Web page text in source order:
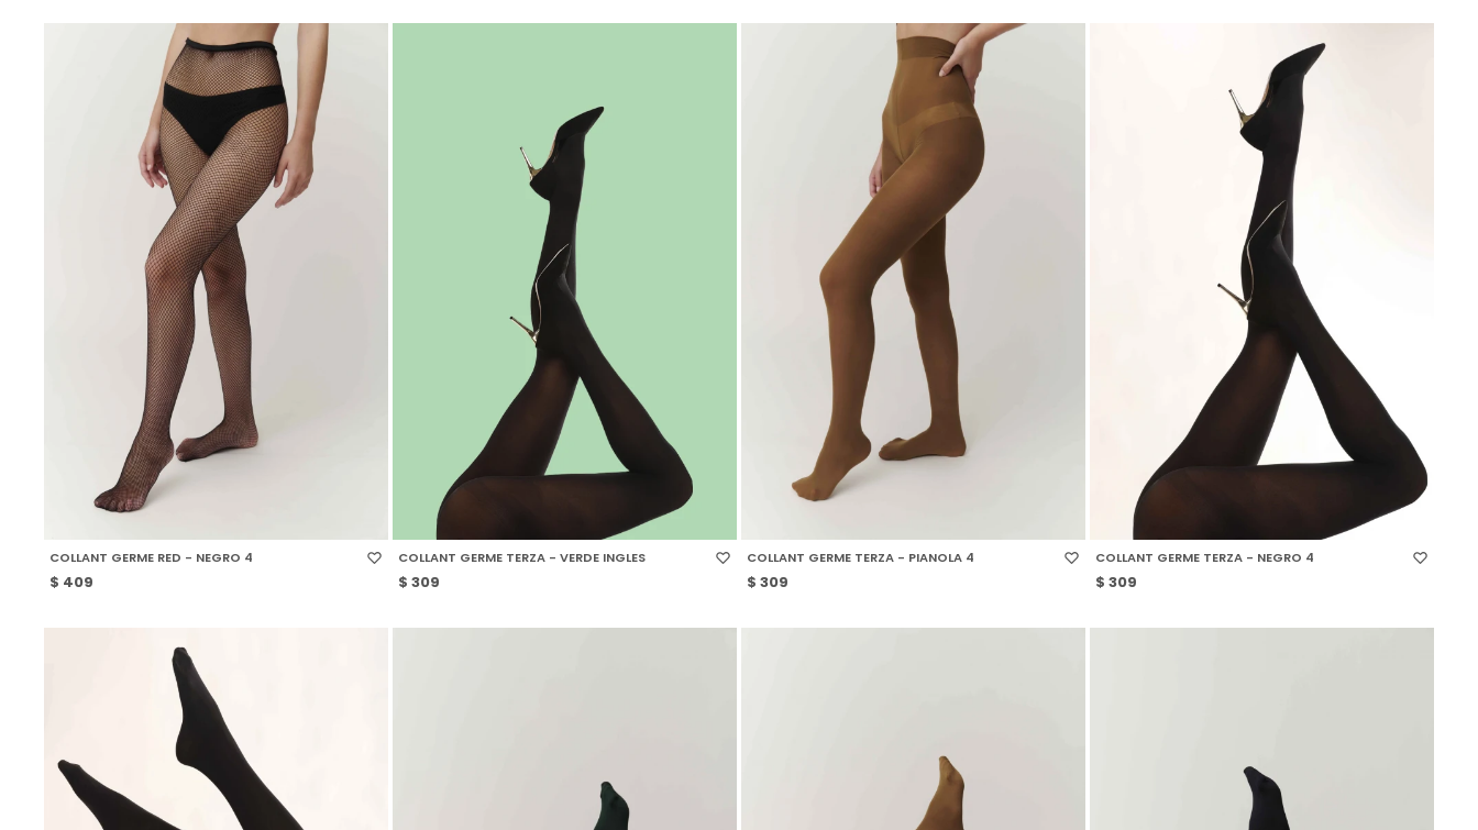
SELECCIONAR TALLE
COLLANT GERME RED - NEGRO 4
$ 409
SELECCIONAR TALLE
COLLANT GERME TERZA - VERDE INGLES
$ 309
SELECCIONAR TALLE
COLLANT GERME TERZA - PIANOLA 4
$ 309
SELECCIONAR TALLE
COLLANT GERME TERZA - NEGRO 4
$ 309